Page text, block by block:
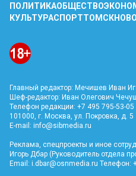
ПОЛИТИКАОБЩЕСТВО
КУЛЬТУРАСПОРТТОМСК
Главный редактор: Мечишев Иван
Шеф-редактор: Иван Олегович
Телефон редакции: +7 495 795-53-05
101000, г. Москва, ул. Покровка, д. 5
E-mail: info@sibmedia.ru
Реклама, спецпроекты и иное
Игорь Дбар (Руководитель отдела
Email: i.dbar@osnmedia.ru Телефон: